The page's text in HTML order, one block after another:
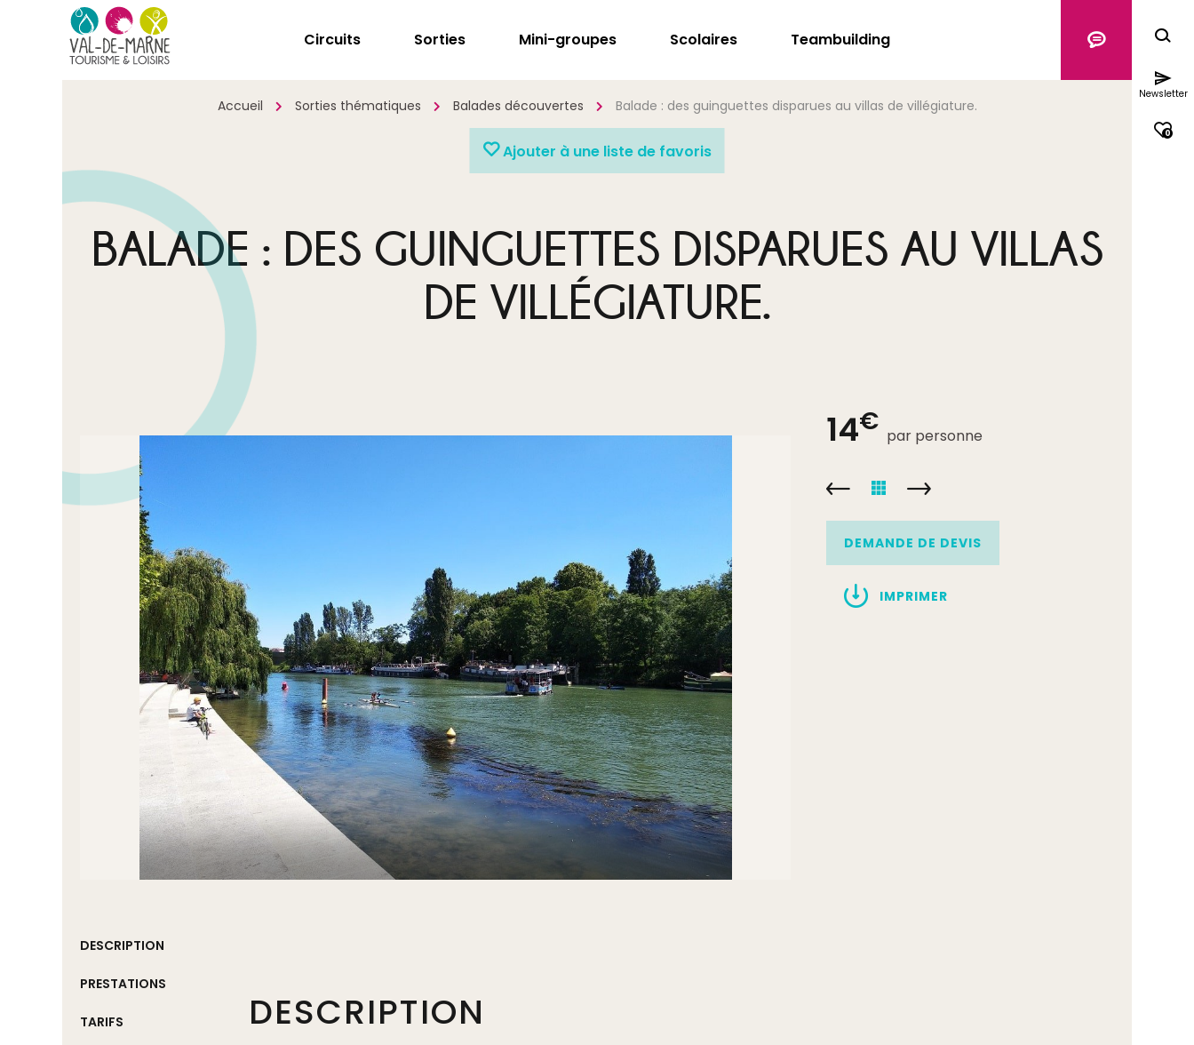
Circuits Sorties Mini-groupes Scolaires Teambuilding
Accueil Sorties thématiques Balades découvertes Balade : des guinguettes disparues au villas de villégiature.
Newsletter
0
Ajouter à une liste de favoris
BALADE : DES GUINGUETTES DISPARUES AU VILLAS
DE VILLÉGIATURE.
DESCRIPTION
PRESTATIONS
TARIFS DESCRIPTION
14€ par personne
DEMANDE DE DEVIS
IMPRIMER